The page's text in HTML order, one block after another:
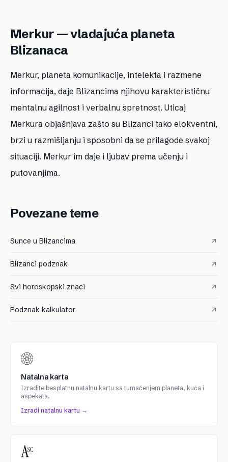
Merkur — vladajuća planeta
Blizanaca
Merkur, planeta komunikacije, intelekta i razmene
informacija, daje Blizancima njihovu karakterističnu
mentalnu agilnost i verbalnu spretnost. Uticaj
Merkura objašnjava zašto su Blizanci tako elokventni,
brzi u razmišljanju i sposobni da se prilagode svakoj
situaciji. Merkur im daje i ljubav prema učenju i
putovanjima.
Povezane teme
Sunce u Blizancima
Blizanci podznak
Svi horoskopski znaci
Podznak kalkulator
Natalna karta
Izradite besplatnu natalnu kartu sa tumačenjem planeta, kuća i
aspekata.
Izradi natalnu kartu →